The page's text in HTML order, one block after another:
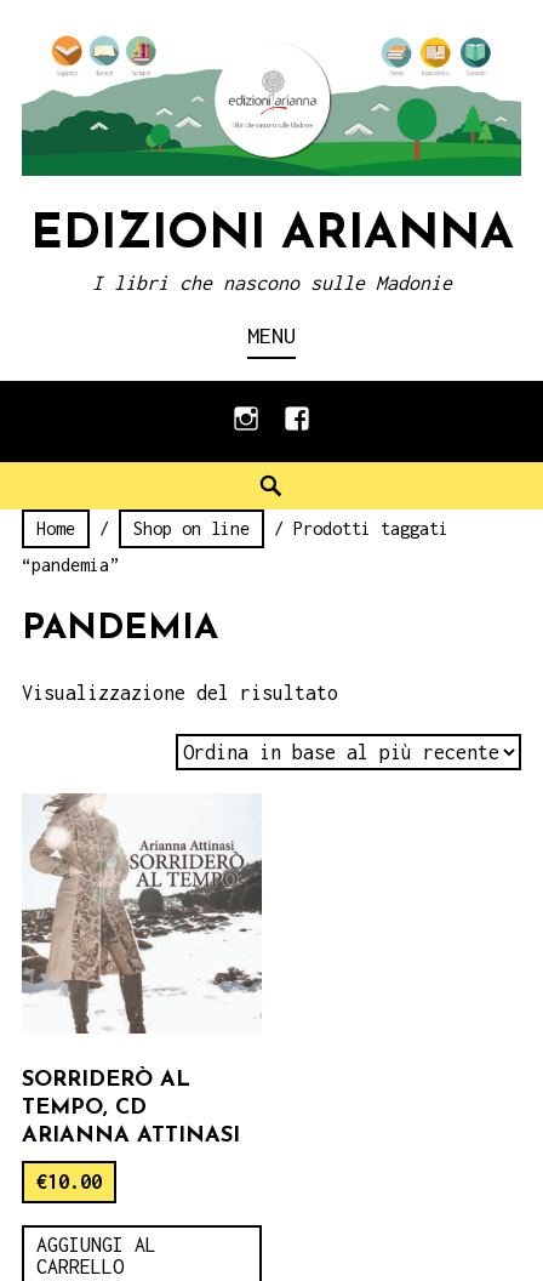
content
EDIZIONI ARIANNA
I libri che nascono sulle Madonie
MENU
instagramfacebook
Home / Shop on line
/ Prodotti taggati
“pandemia”
PANDEMIA
Visualizzazione del risultato
SORRIDERÒ AL
TEMPO, CD
ARIANNA ATTINASI
€10.00
AGGIUNGI AL
CARRELLO